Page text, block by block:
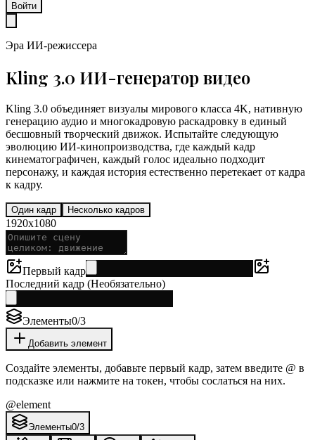
Войти
Эра ИИ-режиссера
Kling 3.0 ИИ-генератор видео
Kling 3.0 объединяет визуалы мирового класса 4K, нативную
генерацию аудио и многокадровую раскадровку в единый
бесшовный творческий движок. Испытайте следующую
эволюцию ИИ-кинопроизводства, где каждый кадр
кинематографичен, каждый голос идеально подходит
персонажу, и каждая история естественно перетекает от кадра
к кадру.
Один кадр Несколько кадров
1920x1080
Первый кадр
Последний кадр (Необязательно)
Элементы0/3
Добавить элемент
Создайте элементы, добавьте первый кадр, затем введите @ в
подсказке или нажмите на токен, чтобы сослаться на них.
@element
Элементы0/3